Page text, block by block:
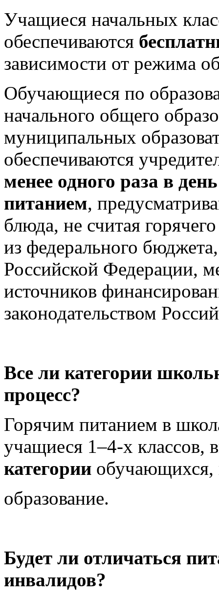
Учащиеся начальных
обеспечиваются
зависимости от режима
Обучающиеся по
начального общего
муниципальных
обеспечиваются
менее одного раза в
питанием,
блюда, не считая
из федерального
Российской Федерации,
источников
законодательством
Все ли категории
процесс?
Горячим питанием в
учащиеся 1–4-х классов,
категории обучающихся,
образование.
Будет ли отличаться
инвалидов?